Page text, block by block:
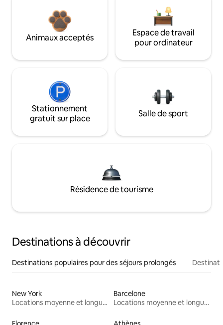
Animaux acceptés
Espace de travail
pour ordinateur
Stationnement
gratuit sur place
Salle de sport
Résidence de tourisme
Destinations à découvrir
Destinations populaires pour des séjours prolongés
New York
Locations moyenne et longue durée
Barcelone
Locations moyenne et longue durée